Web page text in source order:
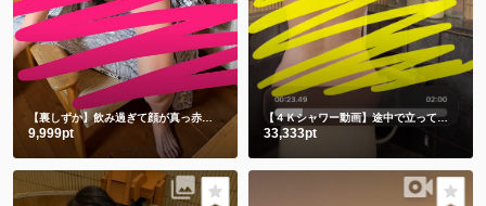
【裏しずか】飲み過ぎて顔が真っ赤な浴衣しずかです
9,999pt
【４Ｋシャワー動画】途中で立ってごめんなさい🙇‍♀️撮影忘れてました🫣
33,333pt